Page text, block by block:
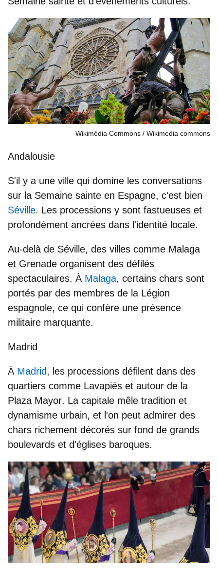
Wikimédia Commons Wikimedia commons
Andalousie
S'il y a une ville qui domine les conversations
sur la Semaine sainte en Espagne, c'est bien
Séville. Les processions y sont fastueuses et
profondément ancrées dans l'identité locale.
Au-delà de Séville, des villes comme Malaga
et Grenade organisent des défilés
spectaculaires. À Malaga, certains chars sont
portés par des membres de la Légion
espagnole, ce qui confère une présence
militaire marquante.
Madrid
À Madrid, les processions défilent dans des
quartiers comme Lavapiés et autour de la
Plaza Mayor. La capitale mêle tradition et
dynamisme urbain, et l'on peut admirer des
chars richement décorés sur fond de grands
boulevards et d'églises baroques.